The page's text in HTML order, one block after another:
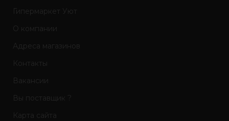
Гипермаркет Уют
О компании
Адреса магазинов
Контакты
Вакансии
Вы поставщик ?
Карта сайта